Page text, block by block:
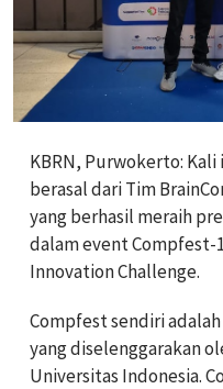
KBRN, Purwokerto:
berasal dari Tim
yang berhasil meraih
dalam event Compfest-
Innovation Challenge.
Compfest sendiri
yang diselenggarakan
Universitas Indonesia.